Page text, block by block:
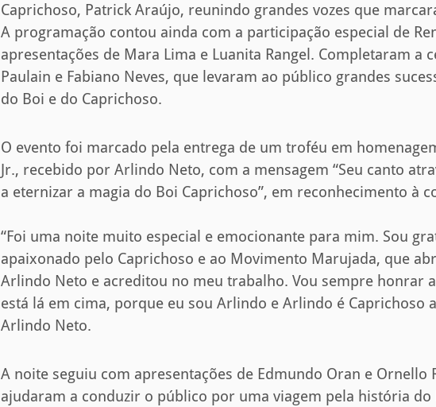
Caprichoso, Patrick Araújo, reunindo grandes vozes que
A programação contou ainda com a participação especial de
apresentações de Mara Lima e Luanita Rangel. Completaram a
Paulain e Fabiano Neves, que levaram ao público grandes
do Boi e do Caprichoso.
O evento foi marcado pela entrega de um troféu em
Jr., recebido por Arlindo Neto, com a mensagem “Seu canto
a eternizar a magia do Boi Caprichoso”, em reconhecimento à
“Foi uma noite muito especial e emocionante para mim. Sou
apaixonado pelo Caprichoso e ao Movimento Marujada, que
Arlindo Neto e acreditou no meu trabalho. Vou sempre honrar
está lá em cima, porque eu sou Arlindo e Arlindo é Caprichoso
Arlindo Neto.
A noite seguiu com apresentações de Edmundo Oran e Ornello
ajudaram a conduzir o público por uma viagem pela história do